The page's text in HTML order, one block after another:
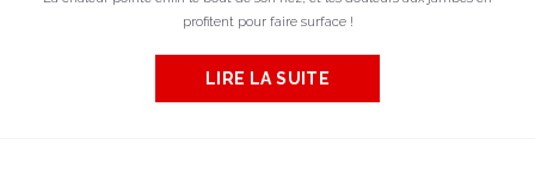
profitent pour faire surface !
LIRE LA SUITE